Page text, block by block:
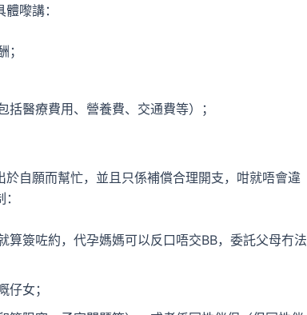
嚟講：
醫療費用、營養費、交通費等）；
自願而幫忙，並且只係補償合理開支，咁就唔會違
算簽咗約，代孕媽媽可以反口唔交BB，委託父母冇法
女；